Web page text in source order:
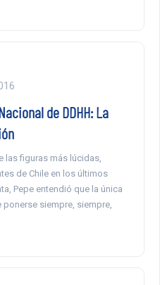
de DDHH: La
las figuras más lúcidas,
de Chile en los últimos
Pepe entendió que la única
siempre, siempre,